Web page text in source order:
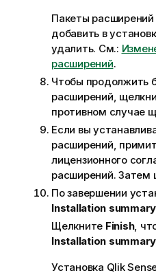
Пакеты
добавить в
удалить. См.:
расширений.
Чтобы продолжить
расширений,
противном случае
Если вы
расширений,
лицензионного
расширений. Затем
По завершении
Installation summary
Щелкните Finish,
Installation summary
Установка Qlik